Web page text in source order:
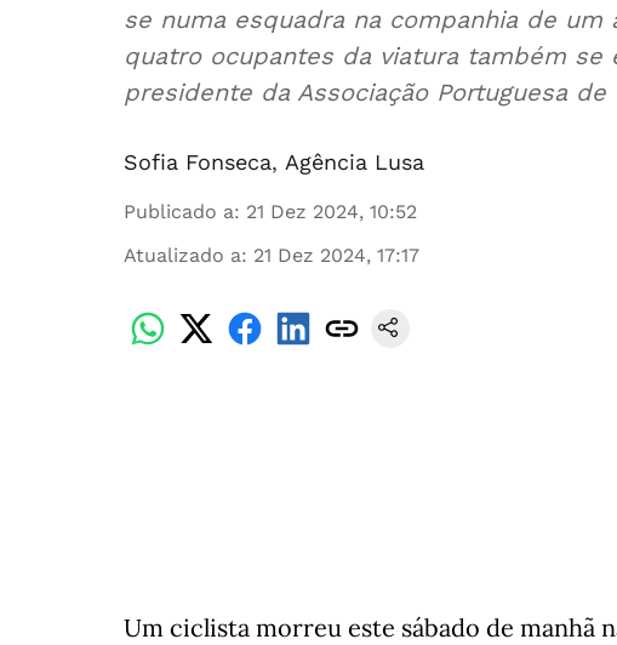
se numa esquadra na companhia de um
quatro ocupantes da viatura também se
presidente da Associação Portuguesa
Sofia Fonseca, Agência Lusa
Publicado a: 21 Dez 2024, 10:52
Atualizado a: 21 Dez 2024, 17:17
Um ciclista morreu este sábado de manhã